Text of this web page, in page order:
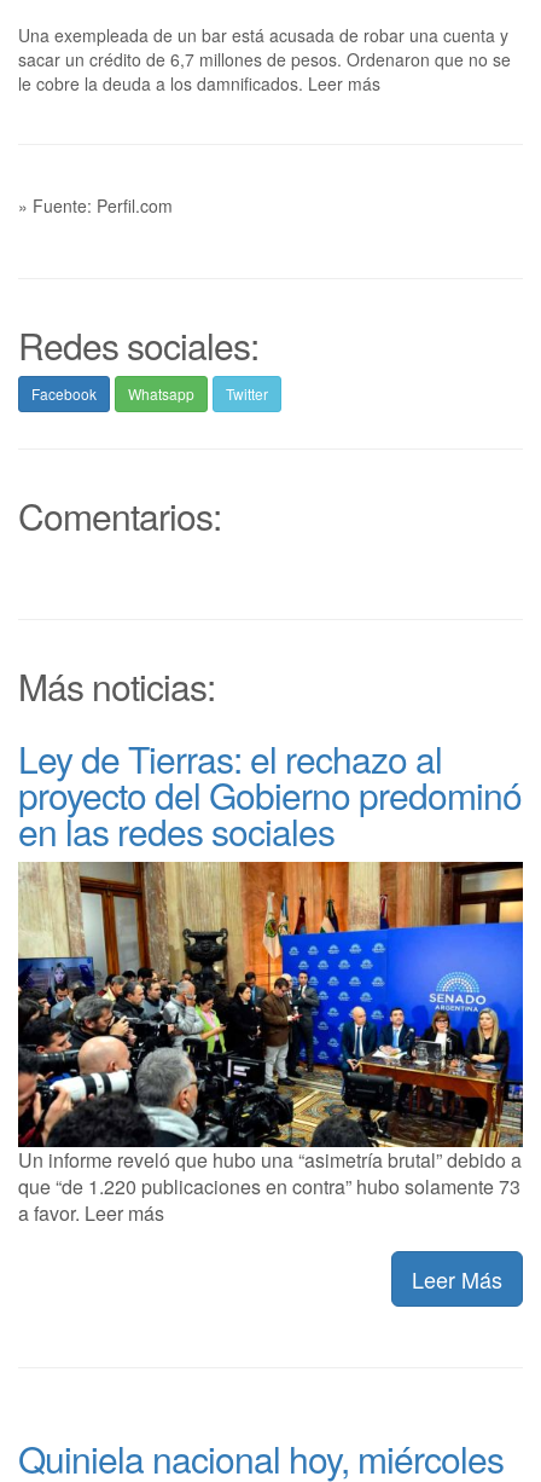
Una exempleada de un bar está acusada de robar una cuenta y
sacar un crédito de 6,7 millones de pesos. Ordenaron que no se
le cobre la deuda a los damnificados. Leer más
» Fuente: Perfil.com
Redes sociales:
Facebook Whatsapp Twitter
Comentarios:
Más noticias:
Ley de Tierras: el rechazo al
proyecto del Gobierno predominó
en las redes sociales
Un informe reveló que hubo una “asimetría brutal” debido a
que “de 1.220 publicaciones en contra” hubo solamente 73
a favor. Leer más
Leer Más
Quiniela nacional hoy, miércoles